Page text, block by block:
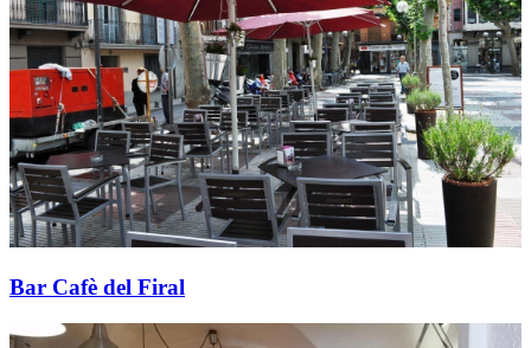
Bar Cafè del Firal